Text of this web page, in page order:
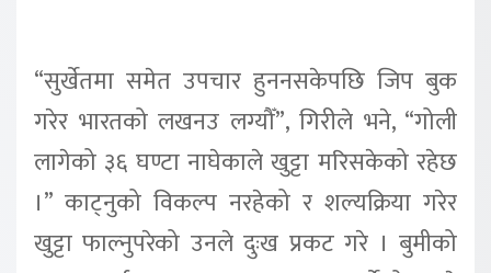
“सुर्खेतमा समेत उपचार हुननसकेपछि जिप बुक
गरेर भारतको लखनउ लग्यौँ”, गिरीले भने, “गोली
लागेको ३६ घण्टा नाघेकाले खुट्टा मरिसकेको रहेछ
।” काट्नुको विकल्प नरहेको र शल्यक्रिया गरेर
खुट्टा फाल्नुपरेको उनले दुःख प्रकट गरे । बुमीको